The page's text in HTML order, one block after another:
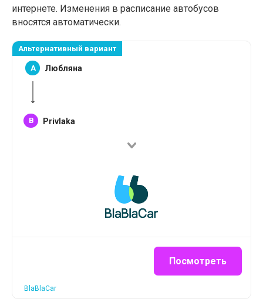
интернете. Изменения в расписание автобусов
вносятся автоматически.
Альтернативный вариант
A Любляна
B Privlaka
Посмотреть
BlaBlaCar